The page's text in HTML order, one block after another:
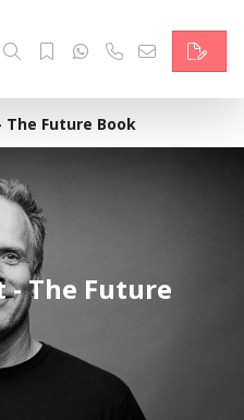
Minds
sind
Future Book
The Future